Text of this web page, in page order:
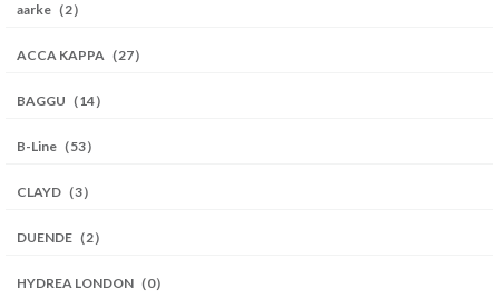
aarke（2）
ACCA KAPPA（27）
BAGGU（14）
B-Line（53）
CLAYD（3）
DUENDE（2）
HYDREA LONDON（0）